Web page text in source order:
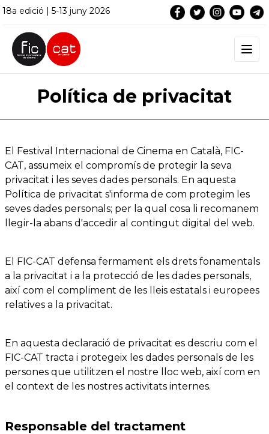
18a edició | 5-13 juny 2026
Política de privacitat
El Festival Internacional de Cinema en Català, FIC-
CAT, assumeix el compromís de protegir la seva
privacitat i les seves dades personals. En aquesta
Política de privacitat s'informa de com protegim les
seves dades personals; per la qual cosa li recomanem
llegir-la abans d'accedir al contingut digital del web.
El FIC-CAT defensa fermament els drets fonamentals
a la privacitat i a la protecció de les dades personals,
així com el compliment de les lleis estatals i europees
relatives a la privacitat.
En aquesta declaració de privacitat es descriu com el
FIC-CAT tracta i protegeix les dades personals de les
persones que utilitzen el nostre lloc web, així com en
el context de les nostres activitats internes.
​Responsable del tractament